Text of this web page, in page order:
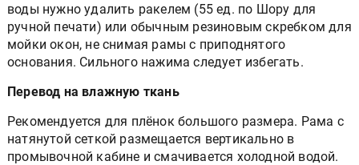
воды нужно удалить ракелем (55 ед. по Шору для
ручной печати) или обычным резиновым скребком для
мойки окон, не снимая рамы с приподнятого
основания. Сильного нажима следует избегать.
Перевод на влажную ткань
Рекомендуется для плёнок большого размера. Рама с
натянутой сеткой размещается вертикально в
промывочной кабине и смачивается холодной водой.